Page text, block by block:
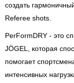
создать
Referee shots.
PerFormDRY - это
JÖGEL, которая
помогает
интенсивных